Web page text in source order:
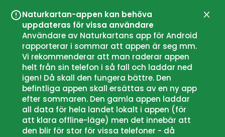
Naturkartan-appen kan behöva
uppdateras för vissa användare
Användare av Naturkartans app för Android
rapporterar i sommar att appen är seg mm.
Vi rekommenderar att man raderar appen
helt från sin telefon i så fall och laddar ned
igen! Då skall den fungera bättre. Den
befintliga appen skall ersättas av en ny app
efter sommaren. Den gamla appen laddar
all data för hela landet lokalt i appen (för
att klara offline-läge) men det innebär att
den blir för stor för vissa telefoner - då
Lukk